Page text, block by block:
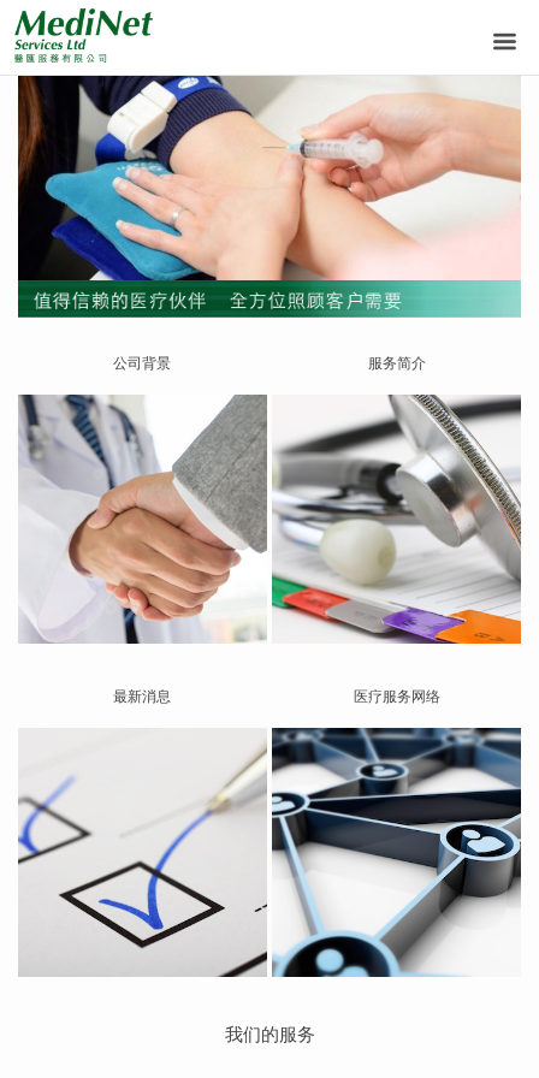
公司背景 服务简介
最新消息 医疗服务网络
我们的服务